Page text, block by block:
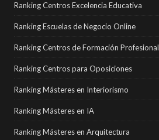
Ranking Centros Excelencia Educativa
Ranking Escuelas de Negocio Online
Ranking Centros de Formación Profesional
Ranking Centros para Oposiciones
Ranking Másteres en Interiorismo
Ranking Másteres en IA
Ranking Másteres en Arquitectura